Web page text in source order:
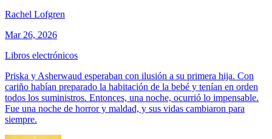
Rachel Lofgren
Mar 26, 2026
Libros electrónicos
Priska y Asherwaud esperaban con ilusión a su primera hija. Con
cariño habían preparado la habitación de la bebé y tenían en orden
todos los suministros. Entonces, una noche, ocurrió lo impensable.
Fue una noche de horror y maldad, y sus vidas cambiaron para
siempre.